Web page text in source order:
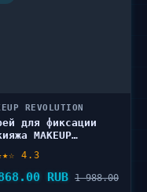
REVOLUTION
для фиксации
MAKEUP
200 мл
4.3
RUB 1 988.00